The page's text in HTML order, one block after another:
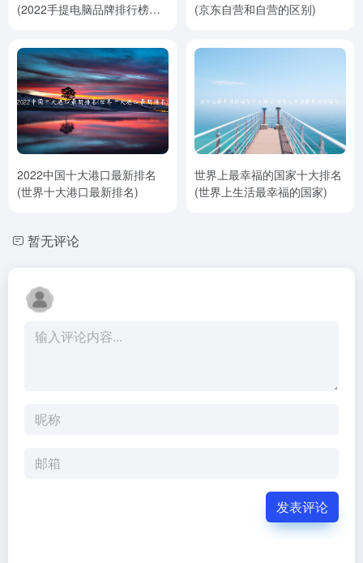
(2022手提电脑品牌排行榜前
(京东自营和自营的区别)
2022中国十大港口最新排名
(世界十大港口最新排名)
世界上最幸福的国家十大排名
(世界上生活最幸福的国家)
暂无评论
发表评论